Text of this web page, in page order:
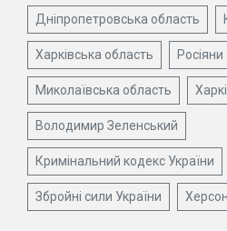
Дніпропетровська область
Харківська область Росіяни
Миколаївська область
Володимир Зеленський
Кримінальний кодекс України
Збройні сили України